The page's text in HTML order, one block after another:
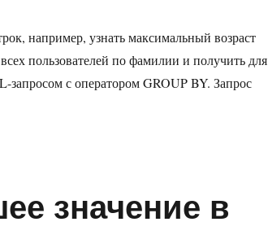
например, узнать максимальный возраст
пользователей по фамилии и получить для
запросом с оператором GROUP BY. Запрос
значение в